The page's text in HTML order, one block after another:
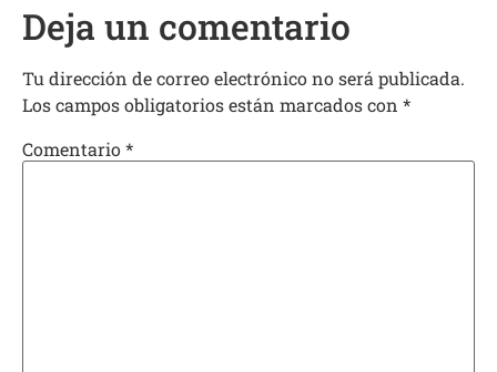
Deja un comentario
Tu dirección de correo electrónico no será publicada.
Los campos obligatorios están marcados con *
Comentario*